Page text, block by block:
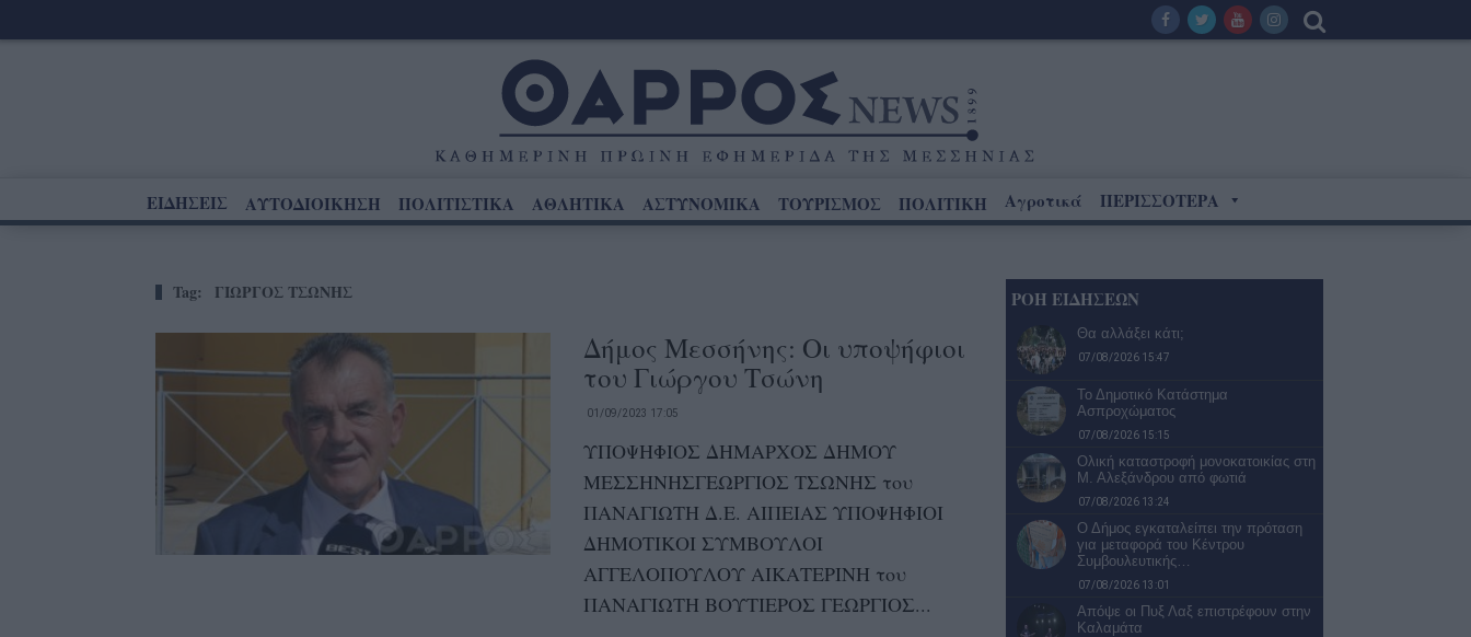
ΕΙΔΗΣΕΙΣ ΑΥΤΟΔΙΟΙΚΗΣΗ ΠΟΛΙΤΙΣΤΙΚΑ ΑΘΛΗΤΙΚΑ ΑΣΤΥΝΟΜΙΚΑ ΤΟΥΡΙΣΜΟΣ ΠΟΛΙΤΙΚΗ Αγροτικά ΠΕΡΙΣΣΟΤΕΡΑ
Tag: ΓΙΩΡΓΟΣ ΤΣΩΝΗΣ
Δήμος Μεσσήνης: Οι υποψήφιοι
του Γιώργου Τσώνη
01/09/2023 17:05
ΥΠΟΨΗΦΙΟΣ ΔΗΜΑΡΧΟΣ ΔΗΜΟΥ
ΜΕΣΣΗΝΗΣΓΕΩΡΓΙΟΣ ΤΣΩΝΗΣ του
ΠΑΝΑΓΙΩΤΗ Δ.Ε. ΑΙΠΕΙΑΣ ΥΠΟΨΗΦΙΟΙ
ΔΗΜΟΤΙΚΟΙ ΣΥΜΒΟΥΛΟΙ
ΑΓΓΕΛΟΠΟΥΛΟΥ ΑΙΚΑΤΕΡΙΝΗ του
ΠΑΝΑΓΙΩΤΗ ΒΟΥΤΙΕΡΟΣ ΓΕΩΡΓΙΟΣ...
ΡΟΗ ΕΙΔΗΣΕΩΝ
Θα αλλάξει κάτι;
07/08/2026 15:47
Το Δημοτικό Κατάστημα
Ασπροχώματος
07/08/2026 15:15
Ολική καταστροφή μονοκατοικίας στη
Μ. Αλεξάνδρου από φωτιά
07/08/2026 13:24
Ο Δήμος εγκαταλείπει την πρόταση
για μεταφορά του Κέντρου
Συμβουλευτικής…
07/08/2026 13:01
Απόψε οι Πυξ Λαξ επιστρέφουν στην
Καλαμάτα